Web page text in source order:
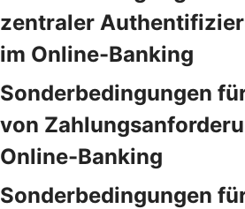
zentraler
im Online-Banking
Sonderbedingungen
von
Online-Banking
Sonderbedingungen